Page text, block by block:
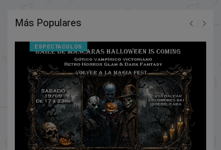
Más Populares
ESPECTACULOS